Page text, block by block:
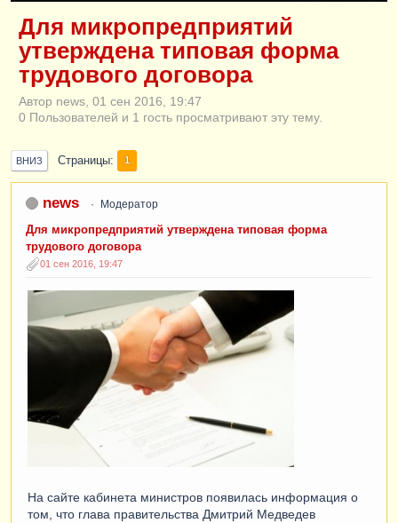
Для микропредприятий
утверждена типовая форма
трудового договора
Автор news, 01 сен 2016, 19:47
0 Пользователей и 1 гость просматривают эту тему.
ВНИЗ Страницы 1
news Модератор
Для микропредприятий утверждена типовая форма
трудового договора
01 сен 2016, 19:47
На сайте кабинета министров появилась информация о
том, что глава правительства Дмитрий Медведев